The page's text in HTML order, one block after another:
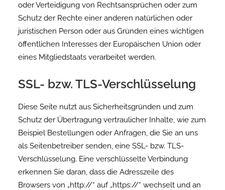
oder Verteidigung von Rechtsansprüchen oder zum
Schutz der Rechte einer anderen natürlichen oder
juristischen Person oder aus Gründen eines wichtigen
öffentlichen Interesses der Europäischen Union oder
eines Mitgliedstaats verarbeitet werden.
SSL- bzw. TLS-Verschlüsselung
Diese Seite nutzt aus Sicherheitsgründen und zum
Schutz der Übertragung vertraulicher Inhalte, wie zum
Beispiel Bestellungen oder Anfragen, die Sie an uns
als Seitenbetreiber senden, eine SSL- bzw. TLS-
Verschlüsselung. Eine verschlüsselte Verbindung
erkennen Sie daran, dass die Adresszeile des
Browsers von „http://“ auf „https://“ wechselt und an